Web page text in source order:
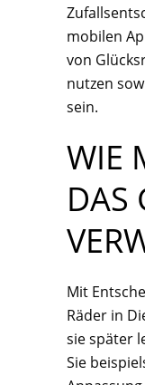
mobilen
von
nutzen
sein.
WIE
DAS
Mit
Räder in
sie später
Sie